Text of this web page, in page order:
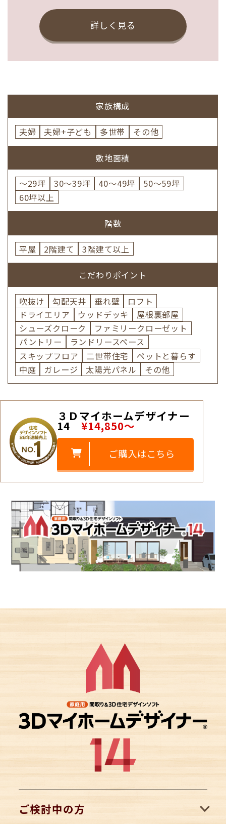
詳しく見る
家族構成
夫婦 夫婦+子ども 多世帯 その他
敷地面積
～29坪 30～39坪 40～49坪
50～59坪
60坪以上
階数
平屋 2階建て 3階建て以上
こだわりポイント
吹抜け 勾配天井 垂れ壁
ロフト
ドライエリア
ウッドデッキ
屋根裏部屋
シューズクローク
ファミリークローゼット
パントリー
ランドリースペース
スキップフロア
二世帯住宅
ペットと暮らす
中庭
ガレージ 太陽光パネル その他
３Ｄマイホームデザイナー
14¥14,850～
ご購入はこちら
ご検討中の方